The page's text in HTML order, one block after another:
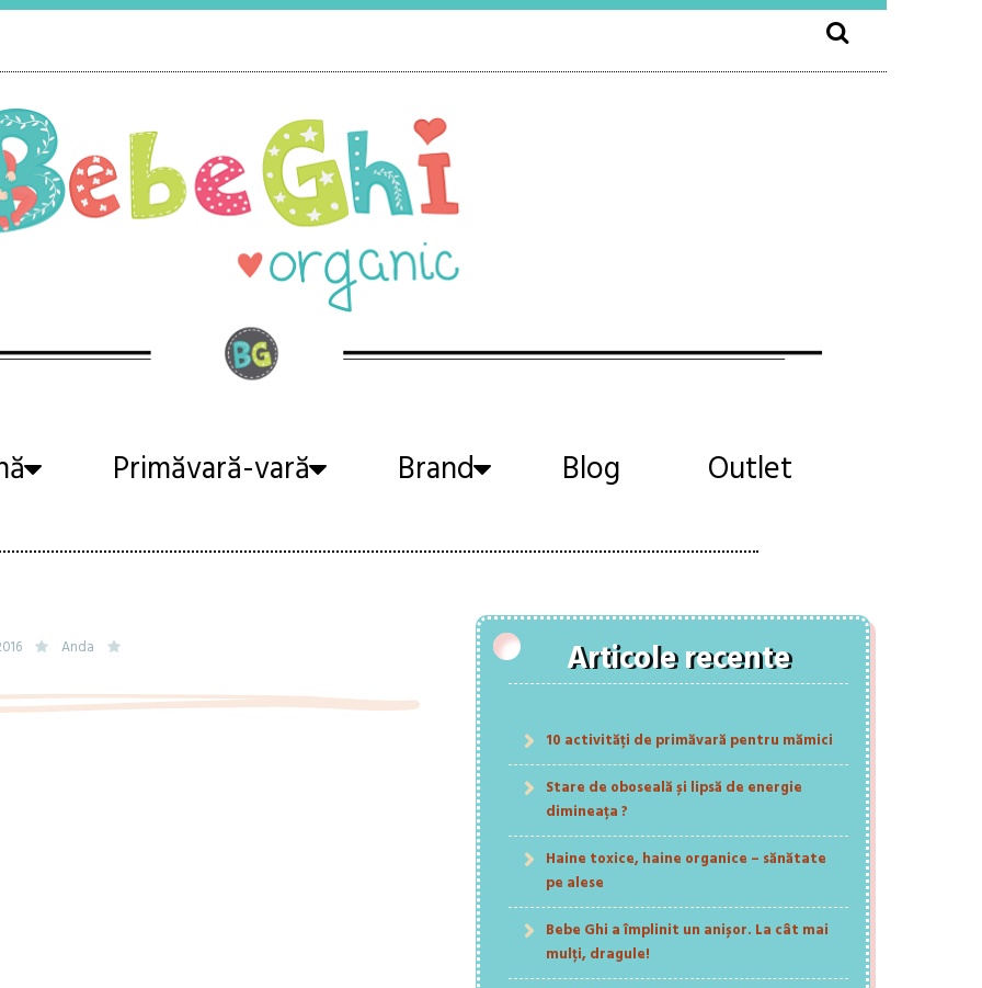
Primăvară-vară Brand Blog Outlet
Anda Articole recente
10 activități de primăvară pentru mămici
Stare de oboseală și lipsă de energie
dimineața ?
Haine toxice, haine organice – sănătate
pe alese
Bebe Ghi a împlinit un anișor. La cât mai
mulți, dragule!